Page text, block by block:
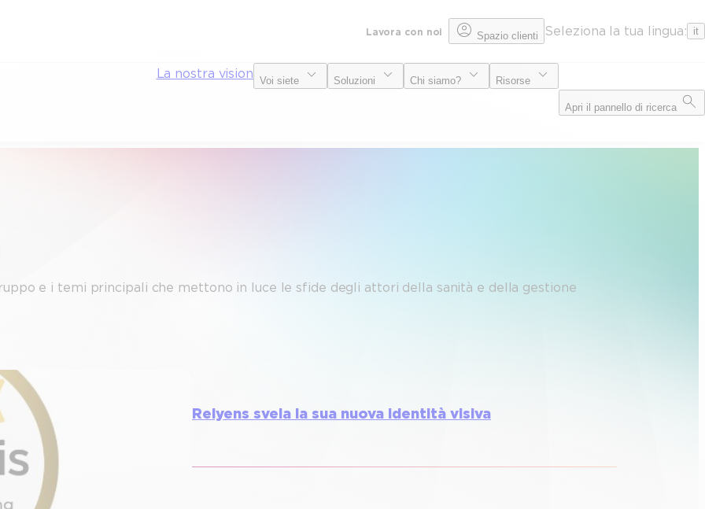
Lavora con noi Spazio clienti Seleziona la tua lingua: it
La nostra vision Voi siete Soluzioni Chi siamo? Risorse
Apri il pannello di ricerca
e i temi principali che mettono in luce le sfide degli attori della sanità e della gestione
Relyens svela la sua nuova identità visiva